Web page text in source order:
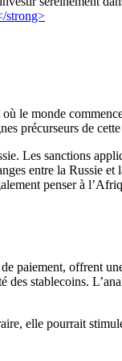
le monde
précurseurs de
Les sanctions
entre la Russie
penser à
paiement, offrent
stablecoins.
elle pourrait